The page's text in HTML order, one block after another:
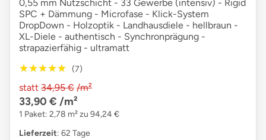
0,55 mm Nutzschicht - 33 Gewerbe (intensiv) - Rigid
SPC + Dämmung - Microfase - Klick-System
DropDown - Holzoptik - Landhausdiele - hellbraun -
XL-Diele - authentisch - Synchronprägung -
strapazierfähig - ultramatt
★★★★★
★★★★★ (7)
statt 34,95 € /m²
33,90 € /m²
1 Paket: 2,78 m² zu 94,24 €
Lieferzeit: 62 Tage